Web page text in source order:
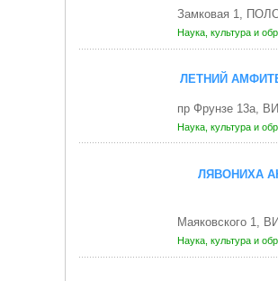
Замковая 1,
Наука, культура и
ЛЕТНИЙ
пр Фрунзе 13а,
Наука, культура и
ЛЯВОНИХА
Маяковского 1,
Наука, культура и